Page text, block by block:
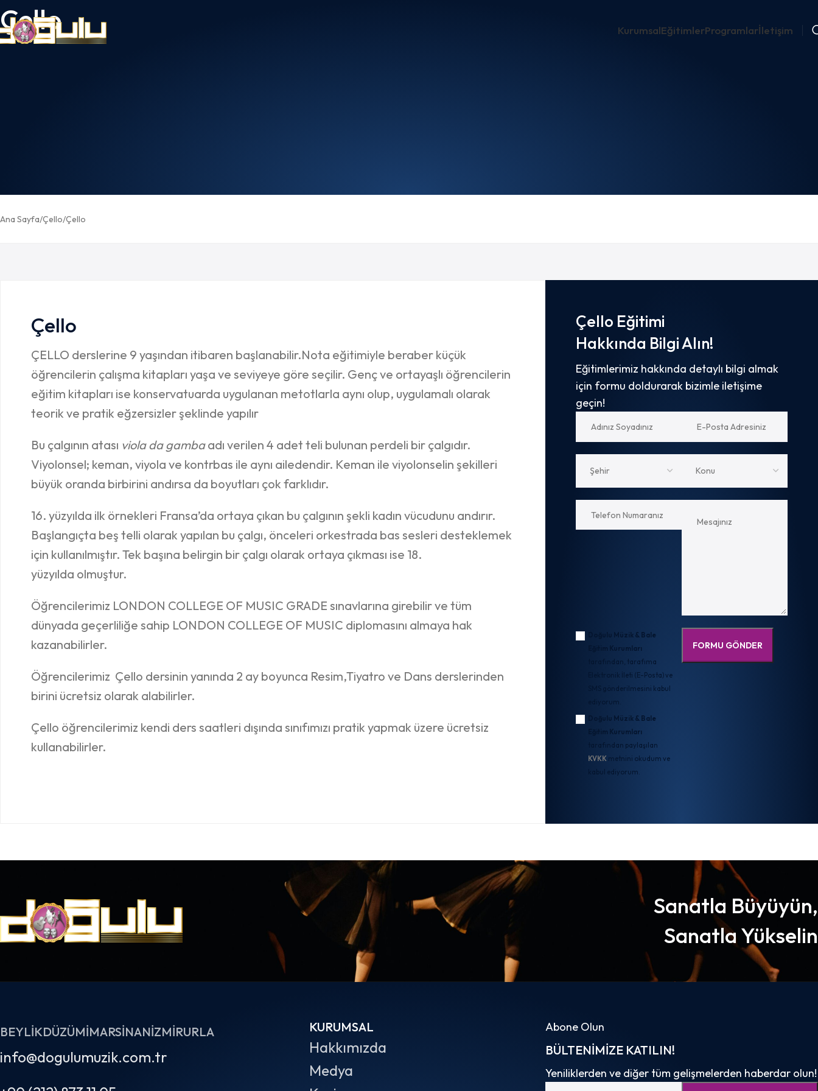
KurumsalEğitimlerProgramlarİletişim
Çello
Ana Sayfa Çello Çello
Çello
ÇELLO derslerine 9 yaşından itibaren başlanabilir.Nota eğitimiyle beraber küçük
öğrencilerin çalışma kitapları yaşa ve seviyeye göre seçilir. Genç ve ortayaşlı öğrencilerin
eğitim kitapları ise konservatuarda uygulanan metotlarla aynı olup, uygulamalı olarak
teorik ve pratik eğzersizler şeklinde yapılır
Bu çalgının atası viola da gambaadı verilen 4 adet teli bulunan perdeli bir çalgıdır.
Viyolonsel; keman, viyola ve kontrbas ile aynı ailedendir. Keman ile viyolonselin şekilleri
büyük oranda birbirini andırsa da boyutları çok farklıdır.
16. yüzyılda ilk örnekleri Fransa’da ortaya çıkan bu çalgının şekli kadın vücudunu andırır.
Başlangıçta beş telli olarak yapılan bu çalgı, önceleri orkestrada bas sesleri desteklemek
için kullanılmıştır. Tek başına belirgin bir çalgı olarak ortaya çıkması ise 18.
yüzyılda olmuştur.
Öğrencilerimiz LONDON COLLEGE OF MUSIC GRADE sınavlarına girebilir ve tüm
dünyada geçerliliğe sahip LONDON COLLEGE OF MUSIC diplomasını almaya hak
kazanabilirler.
Öğrencilerimiz Çello dersinin yanında 2 ay boyunca Resim,Tiyatro ve Dans derslerinden
birini ücretsiz olarak alabilirler.
Çello öğrencilerimiz kendi ders saatleri dışında sınıfımızı pratik yapmak üzere ücretsiz
kullanabilirler.
Çello Eğitimi
Hakkında Bilgi Alın!
Eğitimlerimiz hakkında detaylı bilgi almak
için formu doldurarak bizimle iletişime
geçin!
Doğulu Müzik & Bale
Eğitim Kurumları
tarafından, tarafıma
Elektronik İleti (E-Posta) ve
SMS gönderilmesini kabul
ediyorum.
Doğulu Müzik & Bale
Eğitim Kurumları
tarafından paylaşılan
KVKKmetnini okudum ve
kabul ediyorum.
Sanatla Büyüyün,
Sanatla Yükselin
BEYLIKDÜZÜMIMARSINANİZMIRURLA
info@dogulumuzik.com.tr
KURUMSAL
Hakkımızda
Medya
Abone Olun
BÜLTENIMIZE KATILIN!
Yeniliklerden ve diğer tüm gelişmelerden haberdar olun!